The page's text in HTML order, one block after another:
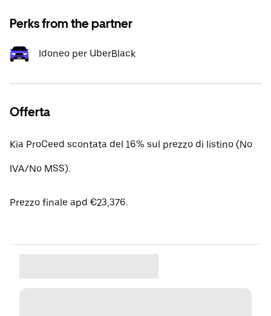
Perks from the partner
Idoneo per UberBlack
Offerta
Kia ProCeed scontata del 16% sul prezzo di listino (No
IVA/No MSS).
Prezzo finale apd €23,376.